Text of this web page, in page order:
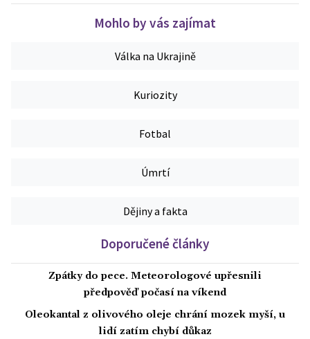
Mohlo by vás zajímat
Válka na Ukrajině
Kuriozity
Fotbal
Úmrtí
Dějiny a fakta
Doporučené články
Zpátky do pece. Meteorologové upřesnili
předpověď počasí na víkend
Oleokantal z olivového oleje chrání mozek myší, u
lidí zatím chybí důkaz